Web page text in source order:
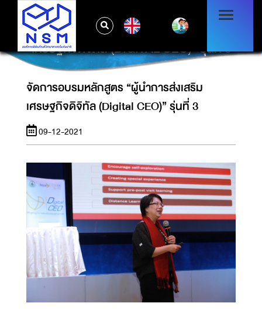
จัดการอบรมหลักสูตร “ผู้นำการส่งเสริม
เศรษฐกิจดิจิทัล (DIGITAL CEO)” รุ่นที่ 3
จัดการอบรมหลักสูตร “ผู้นำการส่งเสริม
เศรษฐกิจดิจิทัล (Digital CEO)” รุ่นที่ 3
09-12-2021